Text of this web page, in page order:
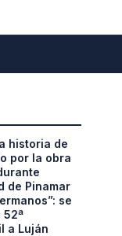
historia de
por la obra
de Pinamar
se
52ª
a Luján